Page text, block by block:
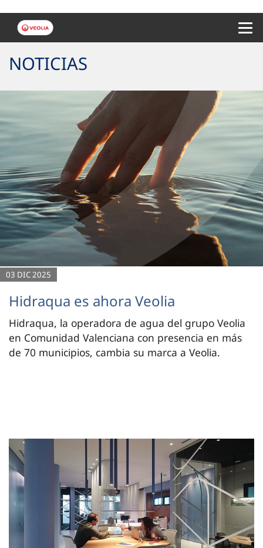
NOTICIAS
03 DIC 2025
Hidraqua es ahora Veolia
Hidraqua, la operadora de agua del grupo Veolia
en Comunidad Valenciana con presencia en más
de 70 municipios, cambia su marca a Veolia.